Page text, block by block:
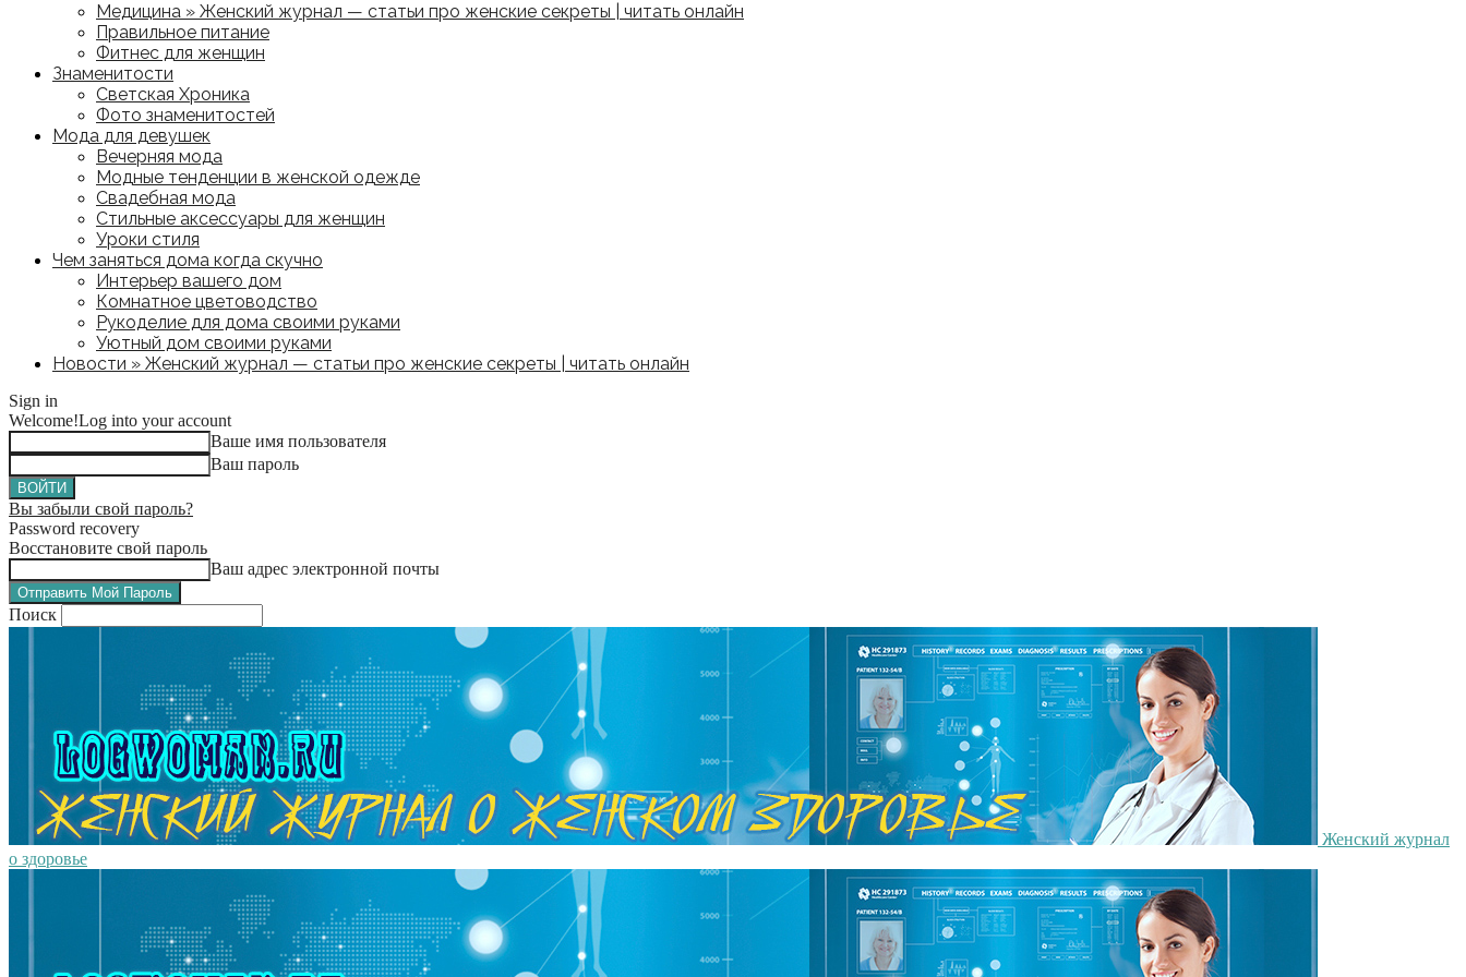
Медицина » Женский журнал — статьи про женские секреты | читать онлайн
Правильное питание
Фитнес для женщин
Знаменитости
Светская Хроника
Фото знаменитостей
Мода для девушек
Вечерняя мода
Модные тенденции в женской одежде
Свадебная мода
Стильные аксессуары для женщин
Уроки стиля
Чем заняться дома когда скучно
Интерьер вашего дом
Комнатное цветоводство
Рукоделие для дома своими руками
Уютный дом своими руками
Новости » Женский журнал — статьи про женские секреты | читать онлайн
Sign in
Welcome!Log into your account
Ваше имя пользователя
Ваш пароль
Вы забыли свой пароль?
Password recovery
Восстановите свой пароль
Ваш адрес электронной почты
Поиск
Женский журнал
о здоровье